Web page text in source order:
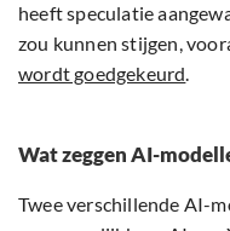
heeft speculatie
zou kunnen stijgen,
wordt goedgekeurd.
Wat zeggen AI-
Twee verschillende AI-